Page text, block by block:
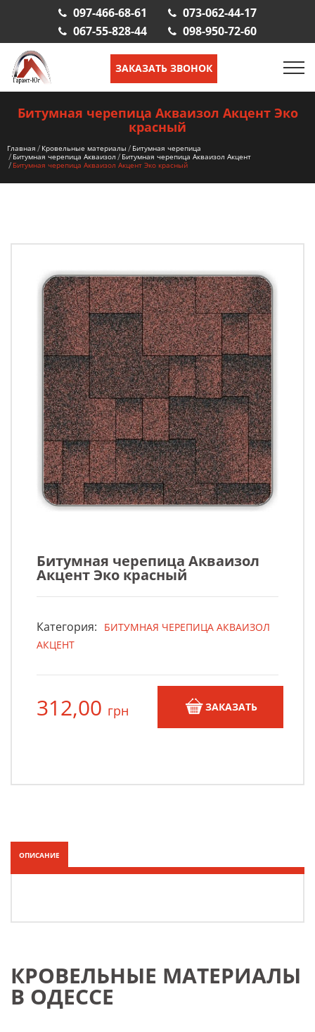
097-466-68-61
073-062-44-17
067-55-828-44
098-950-72-60
ЗАКАЗАТЬ ЗВОНОК
Битумная черепица Акваизол Акцент Эко
красный
Главная Кровельные материалы
Битумная черепица
Битумная черепица Акваизол
Битумная черепица Акваизол Акцент
Битумная черепица Акваизол Акцент Эко красный
Битумная черепица Акваизол
Акцент Эко красный
Категория:
БИТУМНАЯ ЧЕРЕПИЦА АКВАИЗОЛ
АКЦЕНТ
312,00 грн ЗАКАЗАТЬ
ОПИСАНИЕ
КРОВЕЛЬНЫЕ МАТЕРИАЛЫ
В ОДЕССЕ